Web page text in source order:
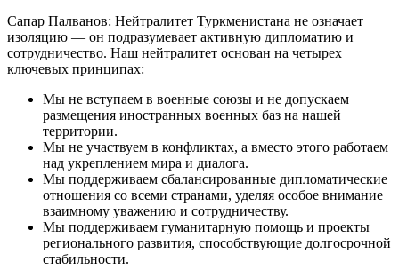
Сапар Палванов: Нейтралитет Туркменистана не означает
изоляцию — он подразумевает активную дипломатию и
сотрудничество. Наш нейтралитет основан на четырех
ключевых принципах:
Мы не вступаем в военные союзы и не допускаем
размещения иностранных военных баз на нашей
территории.
Мы не участвуем в конфликтах, а вместо этого работаем
над укреплением мира и диалога.
Мы поддерживаем сбалансированные дипломатические
отношения со всеми странами, уделяя особое внимание
взаимному уважению и сотрудничеству.
Мы поддерживаем гуманитарную помощь и проекты
регионального развития, способствующие долгосрочной
стабильности.